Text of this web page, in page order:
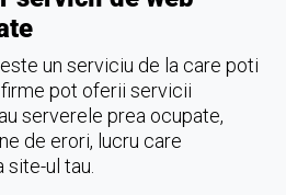
un serviciu de la care poti
pot oferii servicii
serverele prea ocupate,
de erori, lucru care
ul tau.